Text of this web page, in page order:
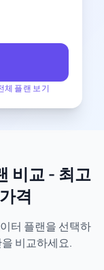
체 플랜 보기
비교 - 최고
격
터 플랜을 선택하
비교하세요.